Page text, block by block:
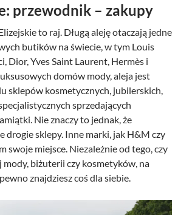
ł
6
z
ł
.
przewodnik – zakupy
to raj. Długą aleję otaczają jedne
butików na świecie, w tym Louis
Dior, Yves Saint Laurent, Hermès i
domów mody, aleja jest
sklepów kosmetycznych, jubilerskich,
sprzedających
Nie znaczy to jednak, że
drogie sklepy. Inne marki, jak H&M czy
swoje miejsce. Niezależnie od tego, czy
mody, biżuterii czy kosmetyków, na
znajdziesz coś dla siebie.